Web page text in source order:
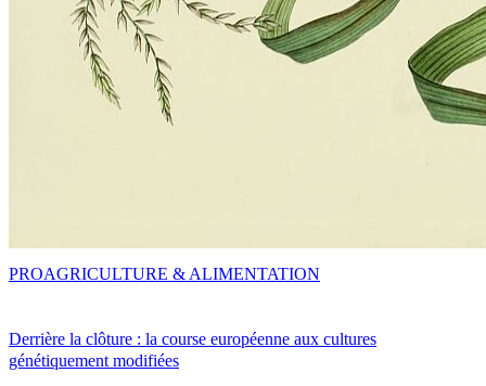
Derrière la clôture : la course européenne aux cultures
génétiquement modifiées
PROAGRICULTURE & ALIMENTATION